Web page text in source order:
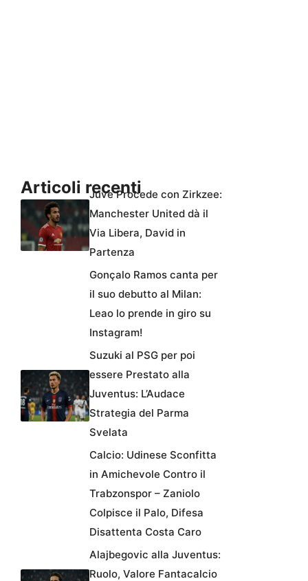
Articoli recentiJuve Procede con Zirkzee:
Manchester United dà il
Via Libera, David in
Partenza
Gonçalo Ramos canta per
il suo debutto al Milan:
Leao lo prende in giro su
Instagram!
Suzuki al PSG per poi
essere Prestato alla
Juventus: L’Audace
Strategia del Parma
Svelata
Calcio: Udinese Sconfitta
in Amichevole Contro il
Trabzonspor – Zaniolo
Colpisce il Palo, Difesa
Disattenta Costa Caro
Alajbegovic alla Juventus:
Ruolo, Valore Fantacalcio